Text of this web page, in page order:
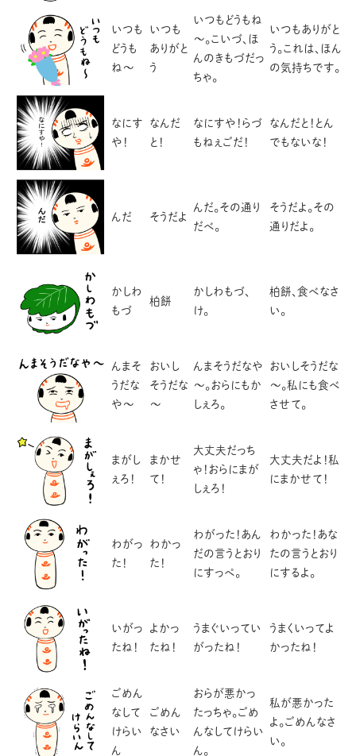
いつも
どうも
ね～
いつも
ありがと
う
いつもどうもね
～。こいづ、ほ
んのきもづだっ
ちゃ。
いつもありがと
う。これは、ほん
の気持ちです。
なにす
や！
なんだ
と！
なにすや！らづ
もねぇごだ！
なんだと！とん
でもないな！
んだ そうだよ
んだ。その通り
だべ。
そうだよ。その
通りだよ。
かしわ
もづ
柏餅
かしわもづ、
け。
柏餅、食べなさ
い。
んまそ
うだな
や～
おいし
そうだな
～
んまそうだなや
～。おらにもか
しぇろ。
おいしそうだな
～。私にも食べ
させて。
まがし
ぇろ！
まかせ
て！
大丈夫だっち
ゃ！おらにまが
しぇろ！
大丈夫だよ！私
にまかせて！
わがっ
た！
わかっ
た！
わがった！あん
だの言うとおり
にすっぺ。
わかった！あな
たの言うとおり
にするよ。
いがっ
たね！
よかっ
たね！
うまぐいってい
がったね！
うまくいってよ
かったね！
ごめん
なして
けらい
ん
ごめん
なさい
おらが悪かっ
たっちゃ。ごめ
んなしてけらい
ん。
私が悪かった
よ。ごめんなさ
い。